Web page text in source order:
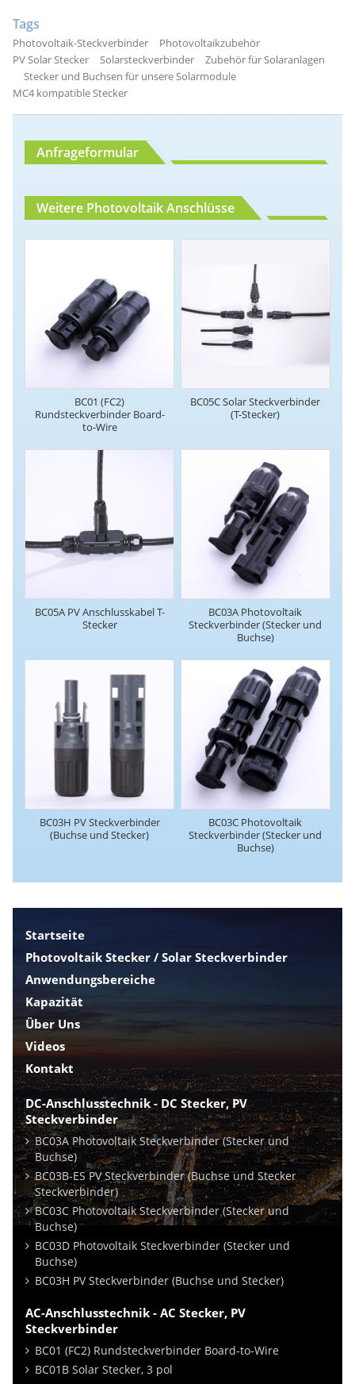
Tags
Photovoltaik-Steckverbinder
Photovoltaikzubehör
PV Solar Stecker
Solarsteckverbinder
Zubehör für Solaranlagen
Stecker und Buchsen für unsere Solarmodule
MC4 kompatible Stecker
Anfrageformular
Weitere Photovoltaik Anschlüsse
BC01 (FC2)
Rundsteckverbinder Board-
to-Wire
BC05C Solar Steckverbinder
(T-Stecker)
BC05A PV Anschlusskabel T-
Stecker
BC03A Photovoltaik
Steckverbinder (Stecker und
Buchse)
BC03H PV Steckverbinder
(Buchse und Stecker)
BC03C Photovoltaik
Steckverbinder (Stecker und
Buchse)
Startseite
Photovoltaik Stecker / Solar Steckverbinder
Anwendungsbereiche
Kapazität
Über Uns
Videos
Kontakt
DC-Anschlusstechnik - DC Stecker, PV
Steckverbinder
BC03A Photovoltaik Steckverbinder (Stecker und
Buchse)
BC03B-ES PV Steckverbinder (Buchse und Stecker
Steckverbinder)
BC03C Photovoltaik Steckverbinder (Stecker und
Buchse)
BC03D Photovoltaik Steckverbinder (Stecker und
Buchse)
BC03H PV Steckverbinder (Buchse und Stecker)
AC-Anschlusstechnik - AC Stecker, PV
Steckverbinder
BC01 (FC2) Rundsteckverbinder Board-to-Wire
BC01B Solar Stecker, 3 pol